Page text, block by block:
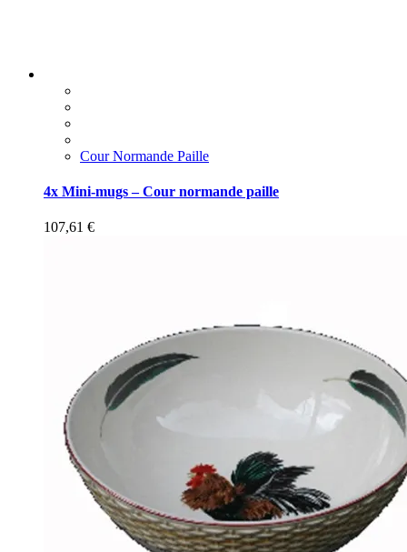
Cour Normande Paille
4x Mini-mugs – Cour normande paille
107,61 €